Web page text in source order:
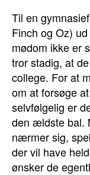
Til en
Finch og Oz)
mødom ikke er
tror stadig, at
college. For at
om at forsøge
selvfølgelig er
den ældste bal.
nærmer sig,
der vil have
ønsker de